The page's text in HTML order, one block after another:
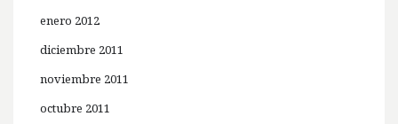
enero 2012
diciembre 2011
noviembre 2011
octubre 2011